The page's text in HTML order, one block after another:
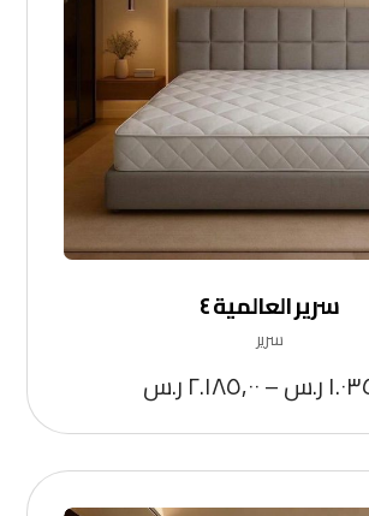
سرير العالمية ٤
سرير
ر.س–٢.١٨٥,٠٠ر.س